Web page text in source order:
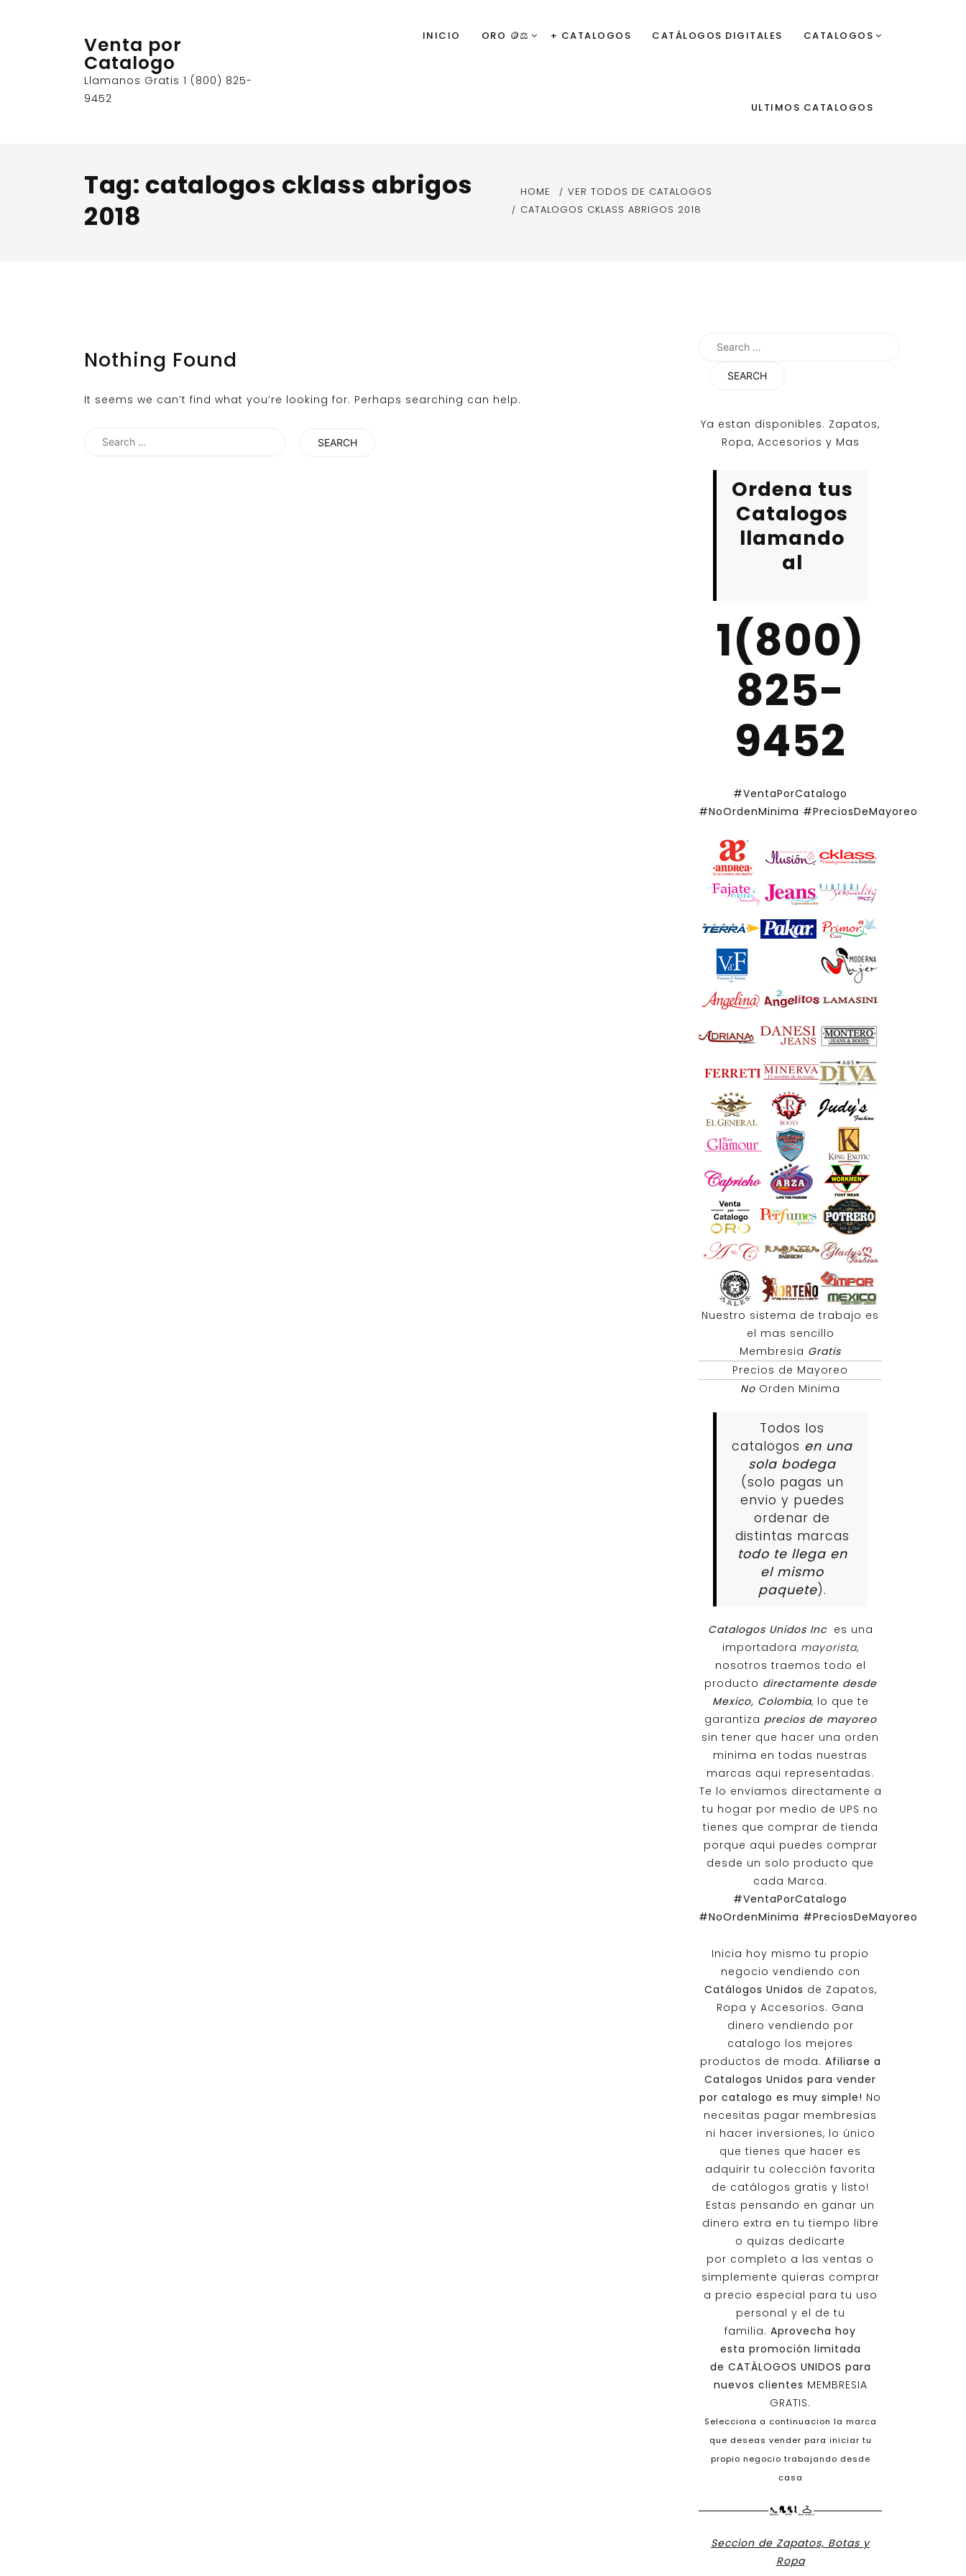
Venta por
Catalogo
Llamanos Gratis 1 (800) 825-
9452
INICIO ORO 🪙⚖️ + CATALOGOS CATÁLOGOS DIGITALES CATALOGOS
ULTIMOS CATALOGOS
Tag: catalogos cklass abrigos
2018
HOME
VER TODOS DE CATALOGOS
CATALOGOS CKLASS ABRIGOS 2018
Nothing Found
It seems we can’t find what you’re looking for. Perhaps searching can help.
Search
Search
Ya estan disponibles. Zapatos,
Ropa, Accesorios y Mas
Ordena tus
Catalogos
llamando
al
1(800)
825-
9452
#VentaPorCatalogo
#NoOrdenMinima #PreciosDeMayoreo
Nuestro sistema de trabajo es
el mas sencillo
Membresia Gratis
Precios de Mayoreo
No Orden Minima
Todos los
catalogos en una
sola bodega
(solo pagas un
envio y puedes
ordenar de
distintas marcas
todo te llega en
el mismo
paquete).
Catalogos Unidos Inc es una
importadora mayorista,
nosotros traemos todo el
producto directamente desde
Mexico, Colombia, lo que te
garantiza precios de mayoreo
sin tener que hacer una orden
minima en todas nuestras
marcas aqui representadas.
Te lo enviamos directamente a
tu hogar por medio de UPS no
tienes que comprar de tienda
porque aqui puedes comprar
desde un solo producto que
cada Marca.
#VentaPorCatalogo
#NoOrdenMinima #PreciosDeMayoreo
Inicia hoy mismo tu propio
negocio vendiendo con
Catálogos Unidos de Zapatos,
Ropa y Accesorios. Gana
dinero vendiendo por
catalogo los mejores
productos de moda. Afiliarse a
Catalogos Unidos para vender
por catalogo es muy simple! No
necesitas pagar membresias
ni hacer inversiones, lo único
que tienes que hacer es
adquirir tu colección favorita
de catálogos gratis y listo!
Estas pensando en ganar un
dinero extra en tu tiempo libre
o quizas dedicarte
por completo a las ventas o
simplemente quieras comprar
a precio especial para tu uso
personal y el de tu
familia. Aprovecha hoy
esta promoción limitada
de CATÁLOGOS UNIDOS para
nuevos clientes MEMBRESIA
GRATIS.
Selecciona a continuacion la marca
que deseas vender para iniciar tu
propio negocio trabajando desde
casa
Seccion de Zapatos, Botas y
Ropa